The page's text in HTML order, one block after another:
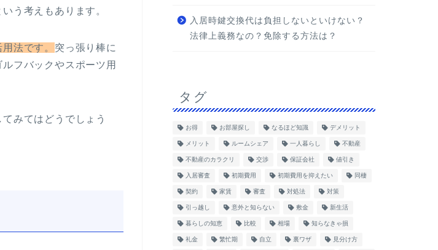
う考えもあります。
法です。 突っ張り棒に
フバックやスポーツ用
みてはどうでしょう
入居時鍵交換代は負担しないといけない？
法律上義務なの？免除する方法は？
タグ
お得 お部屋探し なるほど知識 デメリット
メリット ルームシェア 一人暮らし 不動産
不動産のカラクリ 交渉 保証会社 値引き
入居審査 初期費用 初期費用を抑えたい 同棲
契約 家賃 審査 対処法 対策
引っ越し 意外と知らない 敷金 新生活
暮らしの知恵 比較 相場 知らなきゃ損
礼金 繁忙期 自立 裏ワザ 見分け方